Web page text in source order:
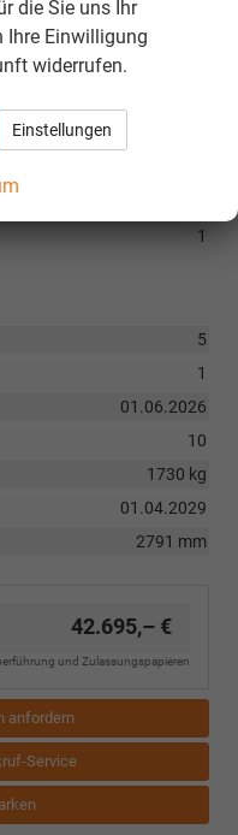
Reifen
1
5
1
01.06.2026
10
1730 kg
01.04.2029
2791 mm
42.695,– €
und Zulassungspapieren
anfordern
Service
die Sie uns Ihr
Ihre Einwilligung
widerrufen.
Einstellungen